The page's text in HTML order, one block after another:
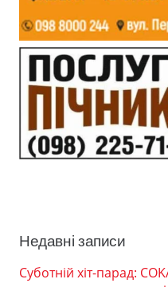
Недавні записи
Суботній хіт-парад: